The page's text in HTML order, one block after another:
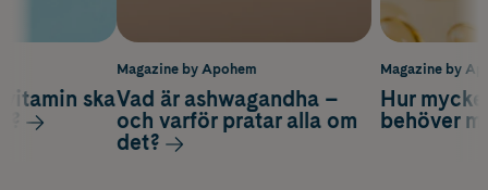
Magazine by
Hur
behöver
ska
Magazine by Apohem
Vad är ashwagandha –
och varför pratar alla om
det?